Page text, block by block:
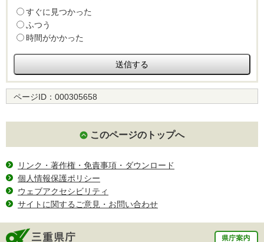
すぐに見つかった
ふつう
時間がかかった
ページID： 000305658
このページのトップへ
リンク・著作権・免責事項・ダウンロード
個人情報保護ポリシー
ウェブアクセシビリティ
サイトに関するご意見・お問い合わせ